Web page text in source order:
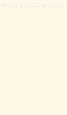
プライバシーポリシー